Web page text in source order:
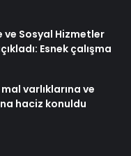
ve Sosyal Hizmetler
Esnek çalışma
varlıklarına ve
haciz konuldu